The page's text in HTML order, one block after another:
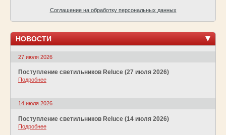
Соглашение на обработку персональных данных
НОВОСТИ
27 июля 2026
Поступление светильников Reluce (27 июля 2026)
Подробнее
14 июля 2026
Поступление светильников Reluce (14 июля 2026)
Подробнее